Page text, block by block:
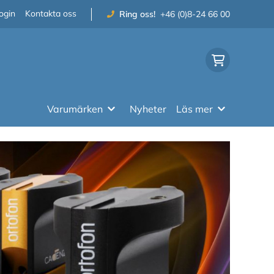
Kontakta oss Ring oss! +46 (0)8-24 66 00
Varumärken Nyheter Läs mer